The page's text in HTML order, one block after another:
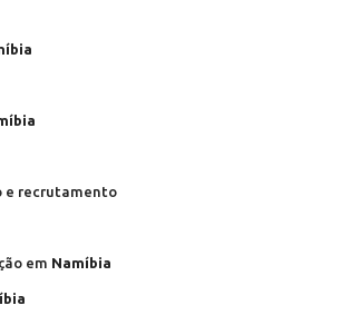
e recrutamento
em Namíbia